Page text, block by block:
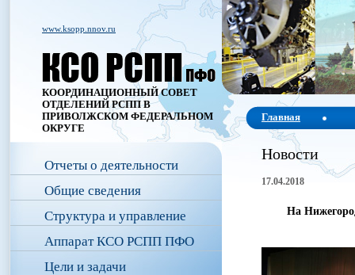
www.ksopp.nnov.ru
КООРДИНАЦИОННЫЙ СОВЕТ
ОТДЕЛЕНИЙ РСПП В
ПРИВОЛЖСКОМ ФЕДЕРАЛЬНОМ
ОКРУГЕ
Отчеты о деятельности
Общие сведения
Структура и управление
Аппарат КСО РСПП ПФО
Цели и задачи
Главная
Новости
17.04.2018
На